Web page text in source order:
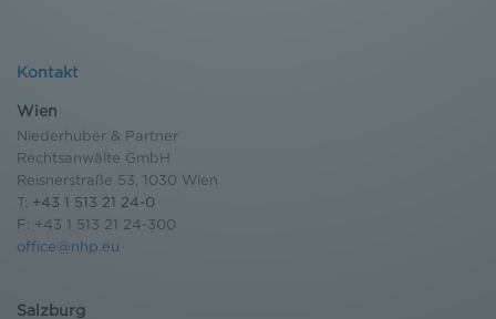
Kontakt
Wien
Niederhuber & Partner
Rechtsanwälte GmbH
Reisnerstraße 53, 1030 Wien
T: +43 1 513 21 24-0
F: +43 1 513 21 24-300
office@nhp.eu
Salzburg